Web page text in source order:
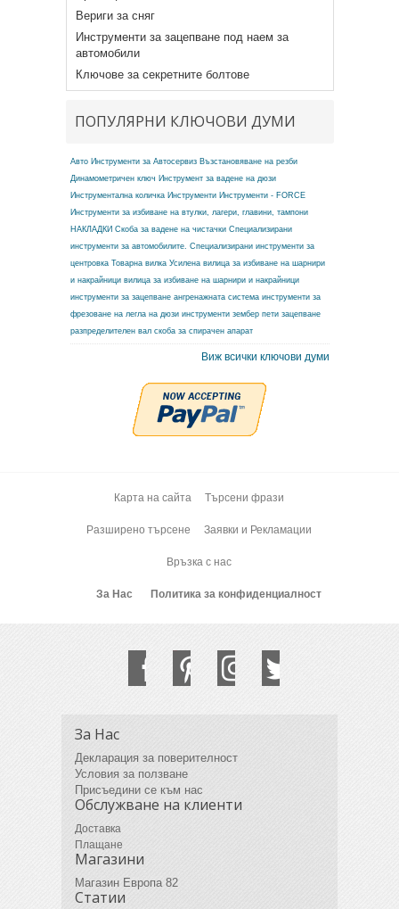
Вериги за сняг
Инструменти за зацепване под наем за
автомобили
Ключове за секретните болтове
ПОПУЛЯРНИ КЛЮЧОВИ ДУМИ
Авто Инструменти за Автосервиз Възстановяване на резби
Динамометричен ключ Инструмент за вадене на дюзи
Инструментална количка Инструменти Инструменти - FORCE
Инструменти за избиване на втулки, лагери, главини, тампони
НАКЛАДКИ Скоба за вадене на чистачки Специализирани
инструменти за автомобилите. Специализирани инструменти за
центровка Товарна вилка Усилена вилица за избиване на шарнири
и накрайници вилица за избиване на шарнири и накрайници
инструменти за зацепване ангренажната система инструменти за
фрезоване на легла на дюзи инструменти зембер пети зацепване
разпределителен вал скоба за спирачен апарат
Виж всички ключови думи
Карта на сайта Търсени фрази
Разширено търсене Заявки и Рекламации
Връзка с нас
За Нас Политика за конфиденциалност
За Нас
Декларация за поверителност
Условия за ползване
Присъедини се към нас
Обслужване на клиенти
Доставка
Плащане
Магазини
Магазин Европа 82
Статии